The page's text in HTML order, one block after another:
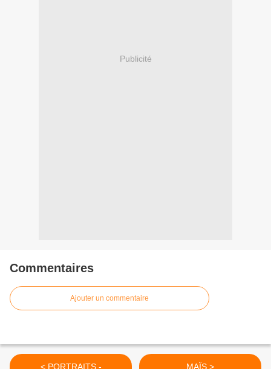
Publicité
Commentaires
Ajouter un commentaire
< PORTRAITS -
MAÏS >